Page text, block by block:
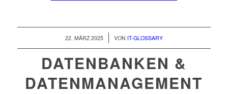
22. MÄRZ 2025
/ VON IT-GLOSSARY
DATENBANKEN &
DATENMANAGEMENT